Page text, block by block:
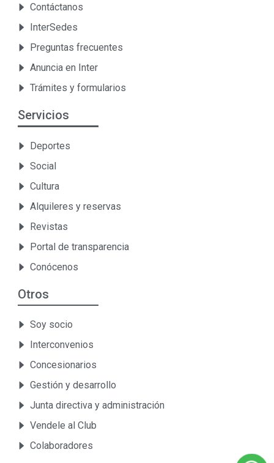
Contáctanos
InterSedes
Preguntas frecuentes
Anuncia en Inter
Trámites y formularios
Servicios
Deportes
Social
Cultura
Alquileres y reservas
Revistas
Portal de transparencia
Conócenos
Otros
Soy socio
Interconvenios
Concesionarios
Gestión y desarrollo
Junta directiva y administración
Vendele al Club
Colaboradores